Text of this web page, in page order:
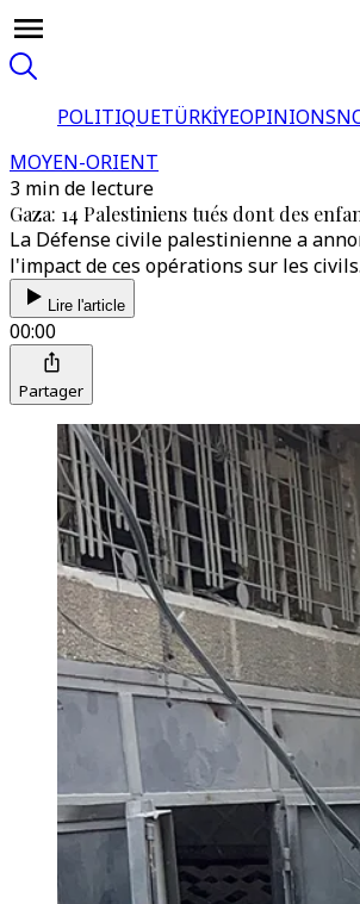
POLITIQUETÜRKİYEOPINIONS
MOYEN-ORIENT
3 min de lecture
Gaza: 14 Palestiniens tués dont des
La Défense civile palestinienne a
l'impact de ces opérations sur les civils.
Lire l'article
00:00
Partager